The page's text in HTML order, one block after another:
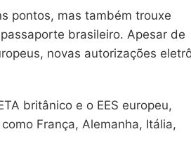
pontos, mas também trouxe
brasileiro. Apesar de
novas autorizações
britânico e o EES europeu,
França, Alemanha, Itália,